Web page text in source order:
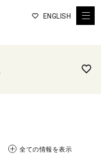
ENGLISH
全ての情報を表示